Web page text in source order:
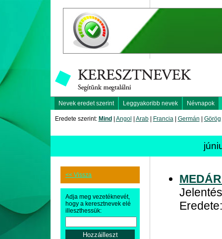
Nevek eredet szerint Leggyakoribb nevek Névnapok
Eredete szerint: Mind Angol Arab| Francia| Germán Görög
<< Vissza
Adja meg vezetéknevét,
hogy a keresztnevek elé
illeszthessük: